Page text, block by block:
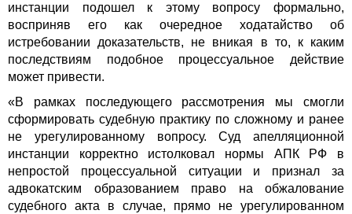
инстанции подошел к этому вопросу формально,
восприняв его как очередное ходатайство об
истребовании доказательств, не вникая в то, к каким
последствиям подобное процессуальное действие
может привести.
«В рамках последующего рассмотрения мы смогли
сформировать судебную практику по сложному и ранее
не урегулированному вопросу. Суд апелляционной
инстанции корректно истолковал нормы АПК РФ в
непростой процессуальной ситуации и признал за
адвокатским образованием право на обжалование
судебного акта в случае, прямо не урегулированном